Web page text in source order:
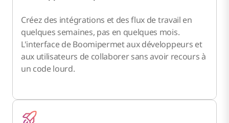
Créez des intégrations et des flux de travail en
quelques semaines, pas en quelques mois.
L'interface de Boomipermet aux développeurs et
aux utilisateurs de collaborer sans avoir recours à
un code lourd.